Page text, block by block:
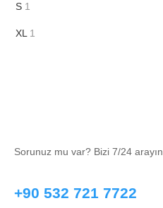
S 1
XL 1
Sorunuz mu var? Bizi 7/24 arayın
+90 532 721 7722